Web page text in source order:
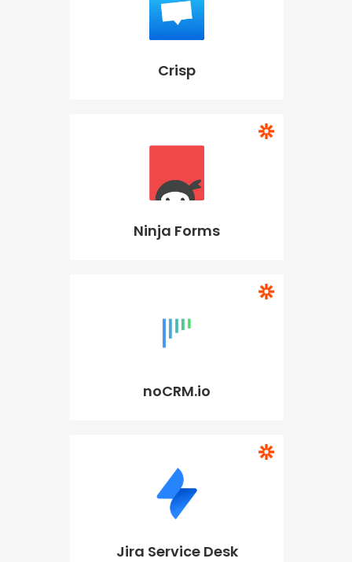
Crisp
Ninja Forms
noCRM.io
Jira Service Desk